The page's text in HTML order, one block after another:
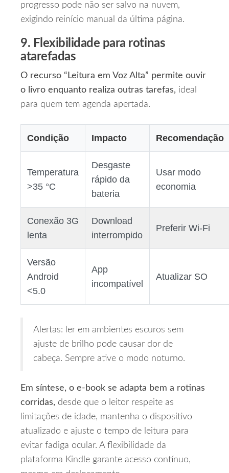
progresso pode não ser salvo na nuvem,
exigindo reinício manual da última página.
9. Flexibilidade para rotinas
atarefadas
O recurso “Leitura em Voz Alta” permite ouvir
o livro enquanto realiza outras tarefas, ideal
para quem tem agenda apertada.
Condição Impacto Recomendação
Temperatura
>35 °C
Desgaste
rápido da
bateria
Usar modo
economia
Conexão 3G
lenta
Download
interrompido
Preferir Wi‑Fi
Versão
Android
<5.0
App
incompatível
Atualizar SO
Alertas: ler em ambientes escuros sem
ajuste de brilho pode causar dor de
cabeça. Sempre ative o modo noturno.
Em síntese, o e‑book se adapta bem a rotinas
corridas, desde que o leitor respeite as
limitações de idade, mantenha o dispositivo
atualizado e ajuste o tempo de leitura para
evitar fadiga ocular. A flexibilidade da
plataforma Kindle garante acesso contínuo,